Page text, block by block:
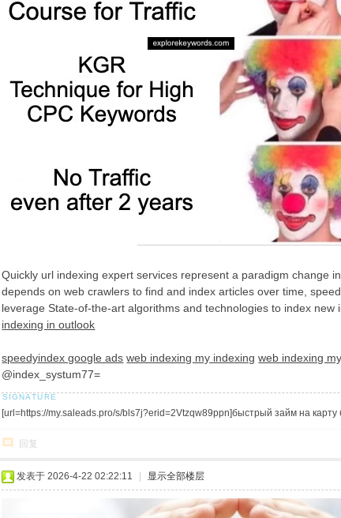
Quickly url indexing expert services represent a paradigm change
depends on web crawlers to find and index articles over time,
leverage State-of-the-art algorithms and technologies to index
indexing in outlook
speedyindex google ads web indexing my indexing web indexing
@index_systum77=
[url=https://my.saleads.pro/s/bls7j?erid=2Vtzqw89ppn]быстрый займ на карту
回复
发表于 2026-4-22 02:22:11 显示全部楼层